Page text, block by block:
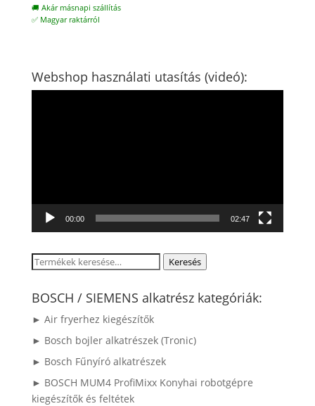
🚚 Akár másnapi szállítás
✅ Magyar raktárról
Webshop használati utasítás (videó):
00:00 02:47
Keresés
következőre:
Keresés
BOSCH / SIEMENS alkatrész kategóriák:
► Air fryerhez kiegészítők
► Bosch bojler alkatrészek (Tronic)
► Bosch Fűnyíró alkatrészek
► BOSCH MUM4 ProfiMixx Konyhai robotgépre
kiegészítők és feltétek